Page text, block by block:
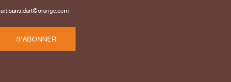
artisans.dart@orange.com
S'ABONNER